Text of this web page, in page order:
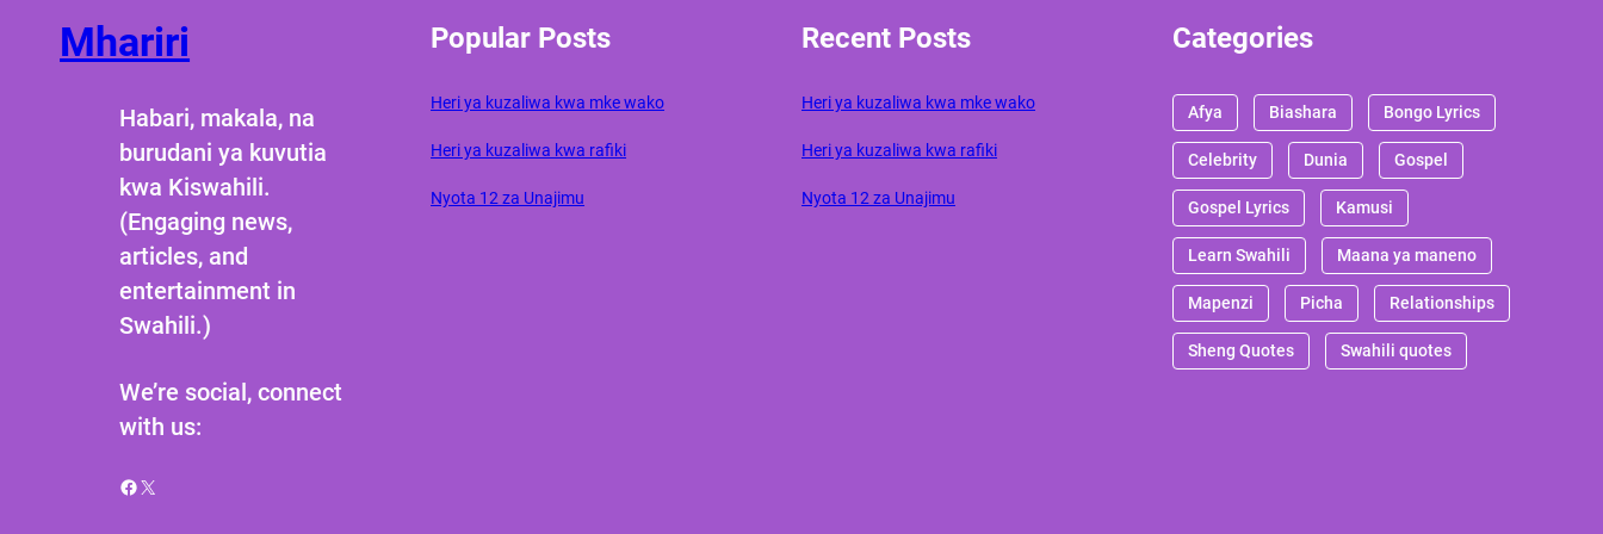
Mhariri
Habari, makala, na
burudani ya kuvutia
kwa Kiswahili.
(Engaging news,
articles, and
entertainment in
Swahili.)
We’re social, connect
with us:
Facebook X
Popular Posts
Heri ya kuzaliwa kwa mke wako
Heri ya kuzaliwa kwa rafiki
Nyota 12 za Unajimu
Recent Posts
Heri ya kuzaliwa kwa mke wako
Heri ya kuzaliwa kwa rafiki
Nyota 12 za Unajimu
Categories
Afya Biashara Bongo Lyrics
Celebrity Dunia Gospel
Gospel Lyrics Kamusi
Learn Swahili Maana ya maneno
Mapenzi Picha Relationships
Sheng Quotes Swahili quotes